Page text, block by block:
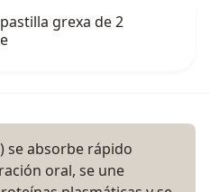
grexa de 2
se absorbe rápido
oral, se une